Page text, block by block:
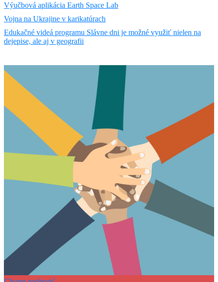
Výučbová aplikácia Earth Space Lab
Vojna na Ukrajine v karikatúrach
Edukačné videá programu Slávne dni je možné využiť nielen na
dejepise, ale aj v geografii